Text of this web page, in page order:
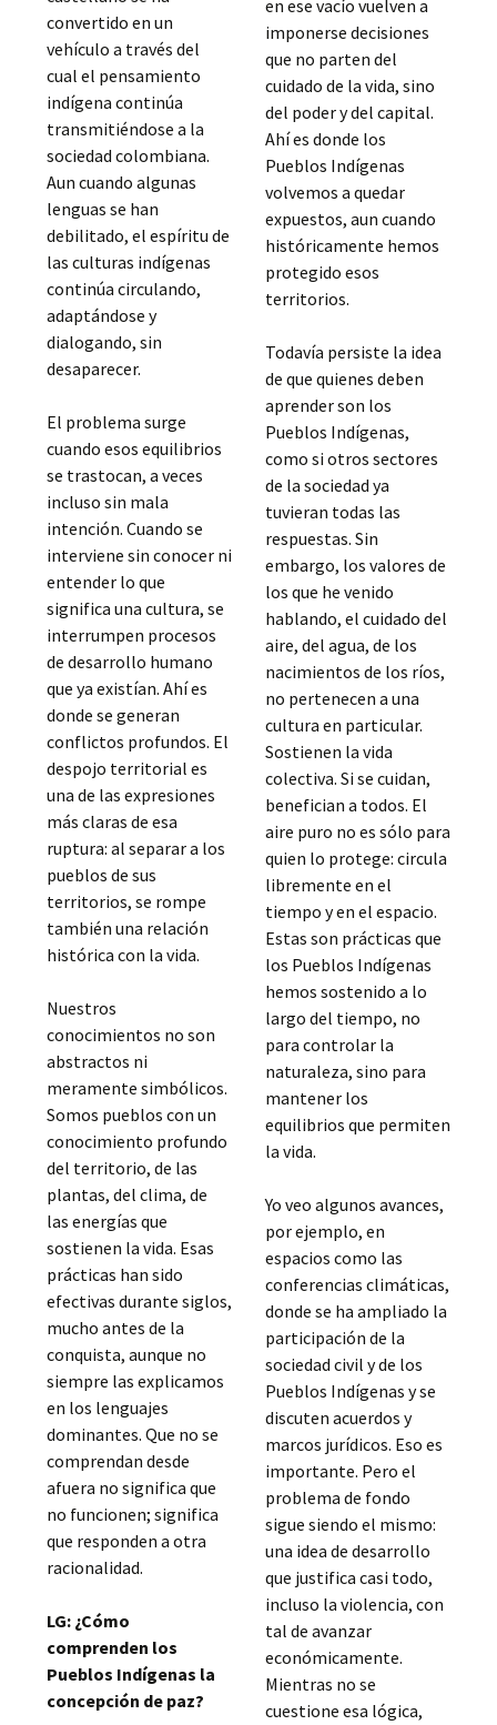
convertido en un
vehículo a través del
cual el pensamiento
indígena continúa
transmitiéndose a la
sociedad colombiana.
Aun cuando algunas
lenguas se han
debilitado, el espíritu de
las culturas indígenas
continúa circulando,
adaptándose y
dialogando, sin
desaparecer.
El problema surge
cuando esos equilibrios
se trastocan, a veces
incluso sin mala
intención. Cuando se
interviene sin conocer ni
entender lo que
significa una cultura, se
interrumpen procesos
de desarrollo humano
que ya existían. Ahí es
donde se generan
conflictos profundos. El
despojo territorial es
una de las expresiones
más claras de esa
ruptura: al separar a los
pueblos de sus
territorios, se rompe
también una relación
histórica con la vida.
Nuestros
conocimientos no son
abstractos ni
meramente simbólicos.
Somos pueblos con un
conocimiento profundo
del territorio, de las
plantas, del clima, de
las energías que
sostienen la vida. Esas
prácticas han sido
efectivas durante siglos,
mucho antes de la
conquista, aunque no
siempre las explicamos
en los lenguajes
dominantes. Que no se
comprendan desde
afuera no significa que
no funcionen; significa
que responden a otra
racionalidad.
LG: ¿Cómo
comprenden los
Pueblos Indígenas la
concepción de paz?
en ese vacío vuelven a
imponerse decisiones
que no parten del
cuidado de la vida, sino
del poder y del capital.
Ahí es donde los
Pueblos Indígenas
volvemos a quedar
expuestos, aun cuando
históricamente hemos
protegido esos
territorios.
Todavía persiste la idea
de que quienes deben
aprender son los
Pueblos Indígenas,
como si otros sectores
de la sociedad ya
tuvieran todas las
respuestas. Sin
embargo, los valores de
los que he venido
hablando, el cuidado del
aire, del agua, de los
nacimientos de los ríos,
no pertenecen a una
cultura en particular.
Sostienen la vida
colectiva. Si se cuidan,
benefician a todos. El
aire puro no es sólo para
quien lo protege: circula
libremente en el
tiempo y en el espacio.
Estas son prácticas que
los Pueblos Indígenas
hemos sostenido a lo
largo del tiempo, no
para controlar la
naturaleza, sino para
mantener los
equilibrios que permiten
la vida.
Yo veo algunos avances,
por ejemplo, en
espacios como las
conferencias climáticas,
donde se ha ampliado la
participación de la
sociedad civil y de los
Pueblos Indígenas y se
discuten acuerdos y
marcos jurídicos. Eso es
importante. Pero el
problema de fondo
sigue siendo el mismo:
una idea de desarrollo
que justifica casi todo,
incluso la violencia, con
tal de avanzar
económicamente.
Mientras no se
cuestione esa lógica,